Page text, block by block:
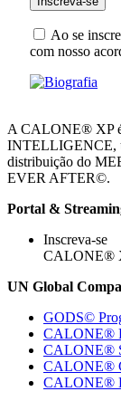
Ao se
com nosso
A CALONE® XP
INTELLIGENCE,
distribuição do
EVER AFTER©.
Portal &
Inscreva-se
CALONE®
UN Global
GODS©
CALONE®
CALONE®
CALONE®
CALONE®